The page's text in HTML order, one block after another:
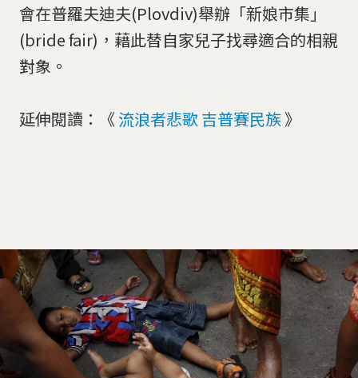
會在普羅夫迪夫(Plovdiv)舉辦「新娘市集」
(bride fair)，藉此替自家兒子找尋適合的相親
對象。
延伸閱讀：《 流浪者悲歌 吉普賽民族》